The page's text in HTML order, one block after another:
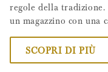
regole della
un magazzino con una
SCOPRI DI PIÙ